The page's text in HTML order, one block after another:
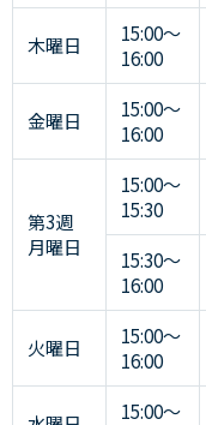
木曜日
15:00～
16:00
金曜日
15:00～
16:00
第3週
月曜日
15:00～
15:30
15:30～
16:00
火曜日
15:00～
16:00
15:00～